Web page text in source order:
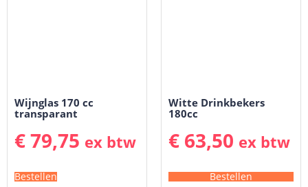
Wijnglas 170 cc
transparant
€79,75 ex btw
Bestellen
Witte Drinkbekers
180cc
€ 63,50 ex btw
Bestellen